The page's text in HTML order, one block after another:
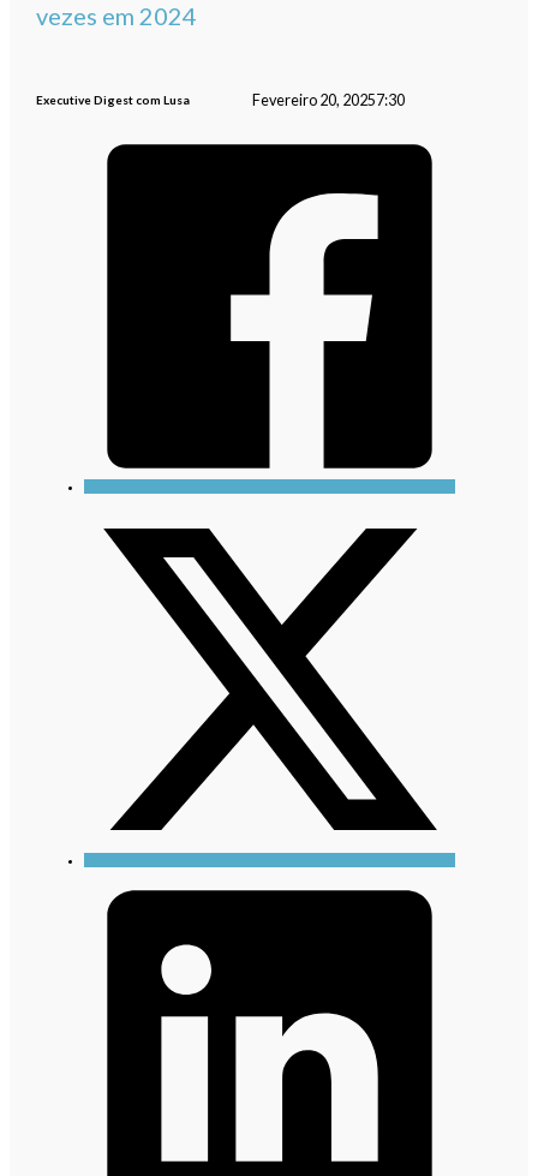
vezes em 2024
Executive Digest com Lusa Fevereiro 20, 20257:30